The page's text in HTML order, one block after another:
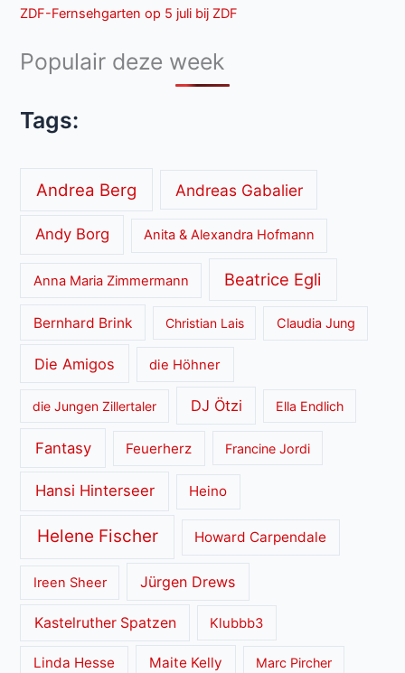
ZDF-Fernsehgarten op 5 juli bij ZDF
Populair deze week
Tags:
Andrea Berg Andreas Gabalier
Andy Borg Anita & Alexandra Hofmann
Anna Maria Zimmermann Beatrice Egli
Bernhard Brink Christian Lais Claudia Jung
Die Amigos die Höhner
die Jungen Zillertaler DJ Ötzi Ella Endlich
Fantasy Feuerherz Francine Jordi
Hansi Hinterseer Heino
Helene Fischer Howard Carpendale
Ireen Sheer Jürgen Drews
Kastelruther Spatzen Klubbb3
Linda Hesse Maite Kelly Marc Pircher